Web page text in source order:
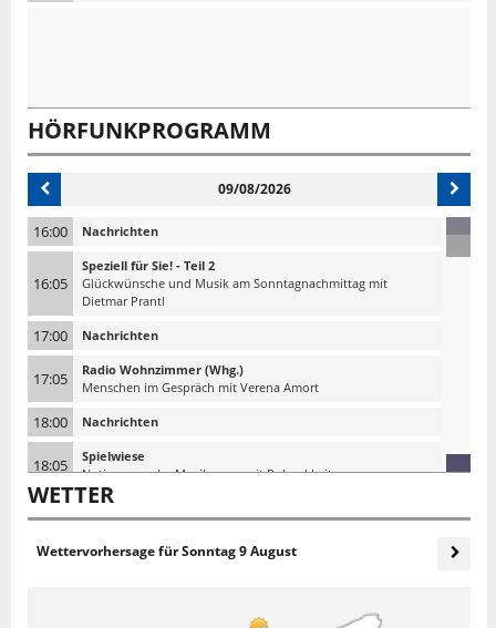
HÖRFUNKPROGRAMM
09/08/2026
16:00 Nachrichten
16:05
Speziell für Sie! - Teil 2
Glückwünsche und Musik am Sonntagnachmittag mit
Dietmar Prantl
17:00 Nachrichten
17:05
Radio Wohnzimmer (Whg.)
Menschen im Gespräch mit Verena Amort
18:00 Nachrichten
18:05
Spielwiese
Notizen aus der Musikszene mit Roland Leitner
19:30 Nachrichten
Das Klassikkonzert
Haydn Orchester von Bozen und Trient - Leitung: Ottavio
WETTER
Wettervorhersage fürSonntag 9 August